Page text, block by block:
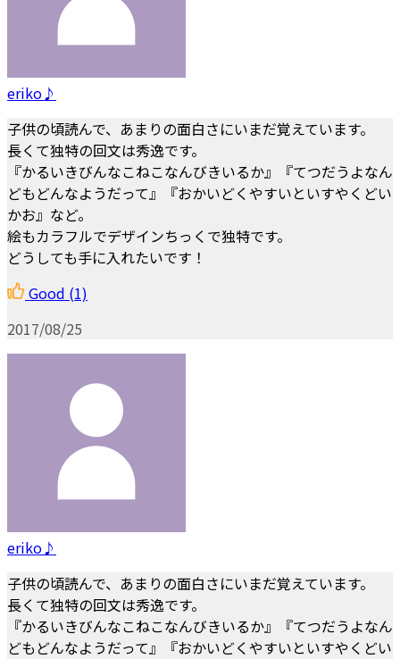
eriko♪
子供の頃読んで、あまりの面白さにいまだ覚えています。
長くて独特の回文は秀逸です。
『かるいきびんなこねこなんびきいるか』『てつだうよなん
どもどんなようだって』『おかいどくやすいといすやくどい
かお』など。
絵もカラフルでデザインちっくで独特です。
どうしても手に入れたいです！
Good (1)
2017/08/25
eriko♪
子供の頃読んで、あまりの面白さにいまだ覚えています。
長くて独特の回文は秀逸です。
『かるいきびんなこねこなんびきいるか』『てつだうよなん
どもどんなようだって』『おかいどくやすいといすやくどい